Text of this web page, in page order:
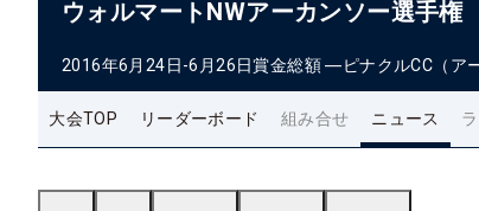
ウォルマートNWアーカンソー選手権
2016年6月24日-6月26日賞金総額 ―ピナクルCC（ア
大会TOP リーダーボード 組み合せ ニュース